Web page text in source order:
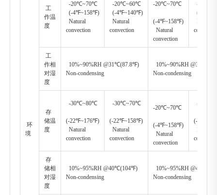
环
境
工
作温
度
-20℃~70℃
(-4℉~158℉)
Natural
convection
-20℃~60℃
(-4℉~140℉)
Natural
convection
-20℃~70℃
(-4℉~158℉)
Natural
convection
-
(-
Natural
工
作相
对湿
度
10%~90%RH @31℃(87.8℉)
Non-condensing
10%~90%RH
Non-condensing
存
储温
度
-30℃~80℃
(-22℉~176℉)
Natural
convection
-30℃~70℃
(-22℉~158℉)
Natural
convection
-20℃~70℃
(-4℉~158℉)
Natural
convection
-
(-
Natural
存
储相
对湿
度
10%~95%RH @40℃(104℉)
Non-condensing
10%~95%RH
Non-condensing